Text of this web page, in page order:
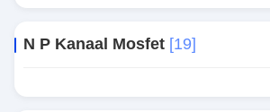
N P Kanaal Mosfet [19]